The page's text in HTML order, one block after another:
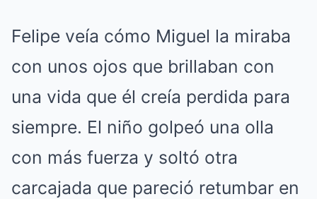
Felipe veía cómo Miguel la miraba
con unos ojos que brillaban con
una vida que él creía perdida para
siempre. El niño golpeó una olla
con más fuerza y soltó otra
carcajada que pareció retumbar en